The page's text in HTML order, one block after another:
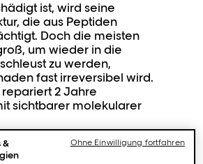
ist, wird seine
die aus Peptiden
Doch die meisten
um wieder in die
zu werden,
fast irreversibel wird.
repariert 2 Jahre
sichtbarer molekularer
Technologie.
&
Ohne Einwilligung fortfahren